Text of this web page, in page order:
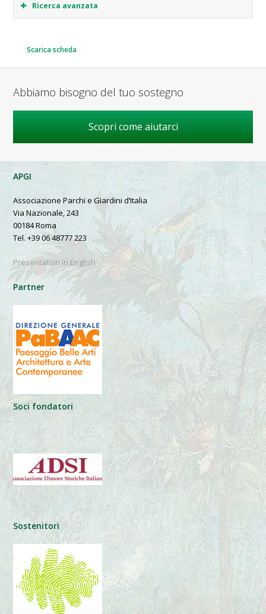
Ricerca avanzata
Scarica scheda
Abbiamo bisogno del tuo sostegno
Scopri come aiutarci
APGI
Associazione Parchi e Giardini d’Italia
Via Nazionale, 243
00184 Roma
Tel. +39 06 48777 223
Presentation in English
Partner
Soci fondatori
Sostenitori